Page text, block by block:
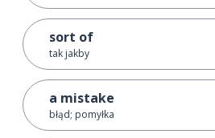
sort of
tak jakby
a mistake
błąd; pomyłka